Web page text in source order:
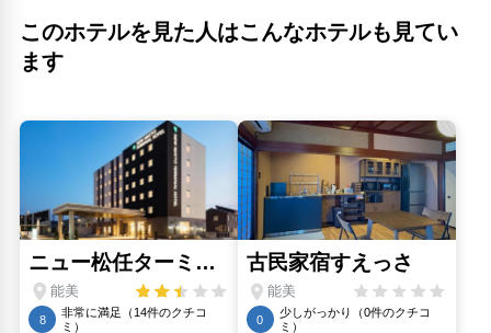
このホテルを見た人はこんなホテルも見てい
ます